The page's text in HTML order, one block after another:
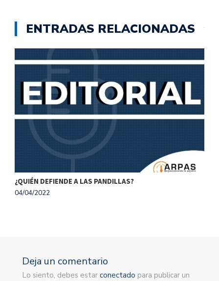
ENTRADAS RELACIONADAS
¿QUIÉN DEFIENDE A LAS PANDILLAS?
04/04/2022
Deja un comentario
Lo siento, debes estar conectado para publicar un